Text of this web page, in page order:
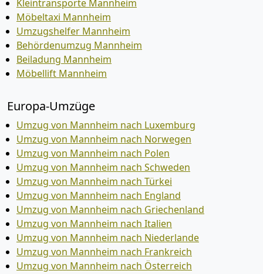
Kleintransporte Mannheim
Möbeltaxi Mannheim
Umzugshelfer Mannheim
Behördenumzug Mannheim
Beiladung Mannheim
Möbellift Mannheim
Europa-Umzüge
Umzug von Mannheim nach Luxemburg
Umzug von Mannheim nach Norwegen
Umzug von Mannheim nach Polen
Umzug von Mannheim nach Schweden
Umzug von Mannheim nach Türkei
Umzug von Mannheim nach England
Umzug von Mannheim nach Griechenland
Umzug von Mannheim nach Italien
Umzug von Mannheim nach Niederlande
Umzug von Mannheim nach Frankreich
Umzug von Mannheim nach Österreich